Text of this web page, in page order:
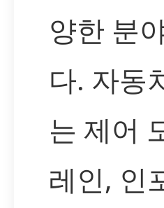
양한 분
다. 자동
는 제어
레인, 인